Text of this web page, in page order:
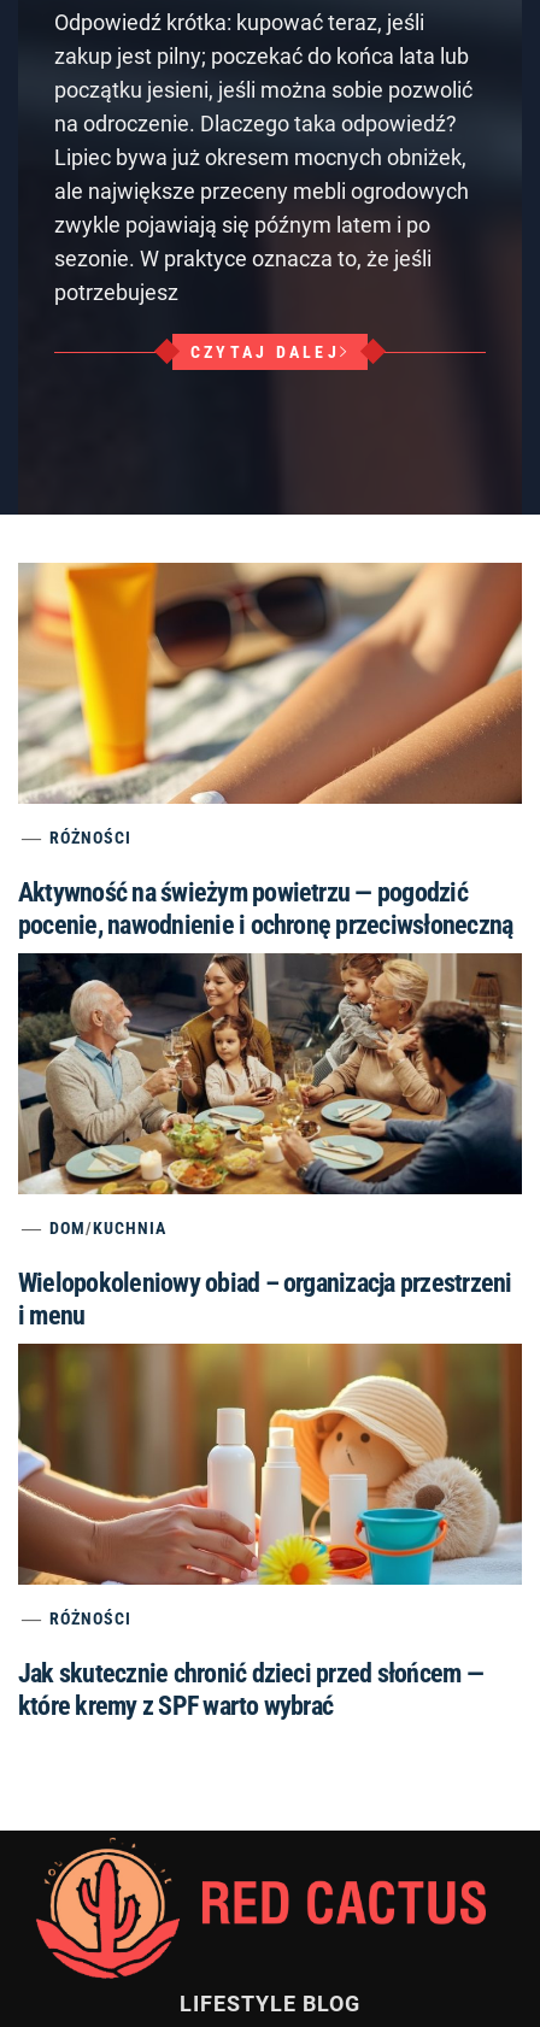
Odpowiedź krótka: kupować teraz, jeśli
zakup jest pilny; poczekać do końca lata lub
początku jesieni, jeśli można sobie pozwolić
na odroczenie. Dlaczego taka odpowiedź?
Lipiec bywa już okresem mocnych obniżek,
ale największe przeceny mebli ogrodowych
zwykle pojawiają się późnym latem i po
sezonie. W praktyce oznacza to, że jeśli
potrzebujesz
CZYTAJ DALEJ
RÓŻNOŚCI
Aktywność na świeżym powietrzu — pogodzić
pocenie, nawodnienie i ochronę przeciwsłoneczną
DOM/KUCHNIA
Wielopokoleniowy obiad – organizacja przestrzeni
i menu
RÓŻNOŚCI
Jak skutecznie chronić dzieci przed słońcem —
które kremy z SPF warto wybrać
LIFESTYLE BLOG